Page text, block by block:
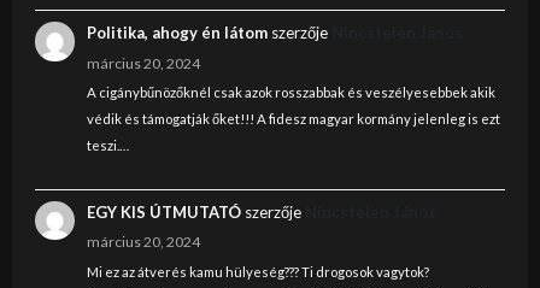
Politika, ahogy én látomszerzője
március 20, 2024
A cigánybűnözőknél csak azok rosszabbak és veszélyesebbek akik
védik és támogatják őket!!! A fidesz magyar kormány jelenleg is ezt
teszi.…
EGY KIS ÚTMUTATÓszerzője
március 20, 2024
Mi ez az átverés kamu hülyeség??? Ti drogosok vagytok?